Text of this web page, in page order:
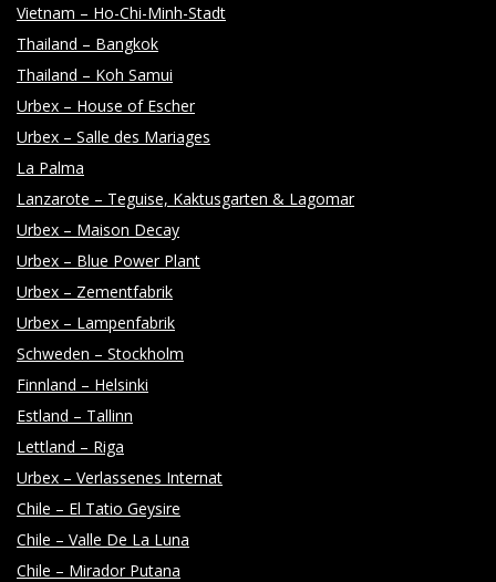
H
Y
Vietnam – Ho-Chi-Minh-Stadt
Thailand – Bangkok
Thailand – Koh Samui
Urbex – House of Escher
Urbex – Salle des Mariages
La Palma
Lanzarote – Teguise, Kaktusgarten & Lagomar
Urbex – Maison Decay
Urbex – Blue Power Plant
Urbex – Zementfabrik
Urbex – Lampenfabrik
Schweden – Stockholm
Finnland – Helsinki
Estland – Tallinn
Lettland – Riga
Urbex – Verlassenes Internat
Chile – El Tatio Geysire
Chile – Valle De La Luna
Chile – Mirador Putana